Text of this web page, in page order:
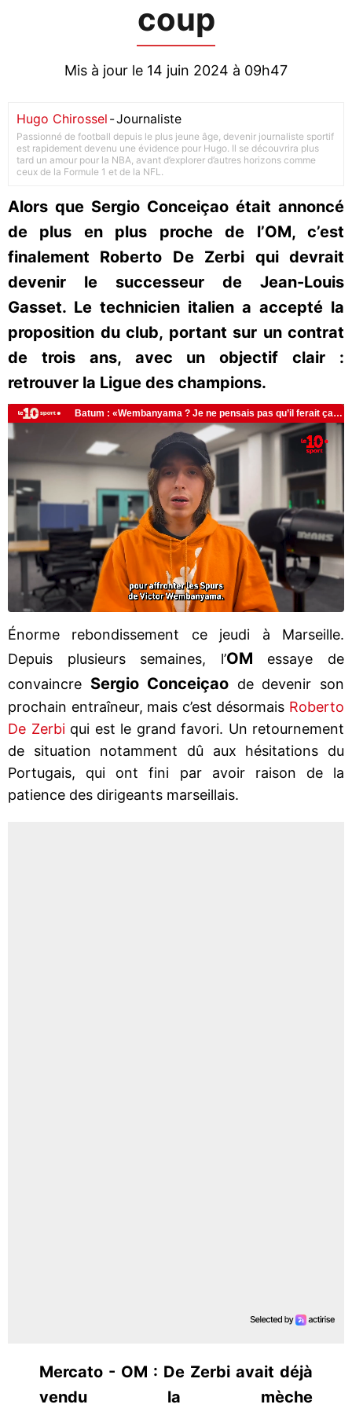
coup
Mis à jour le 14 juin 2024 à 09h47
Hugo Chirossel -Journaliste
Passionné de football depuis le plus jeune âge, devenir journaliste sportif
est rapidement devenu une évidence pour Hugo. Il se découvrira plus
tard un amour pour la NBA, avant d’explorer d’autres horizons comme
ceux de la Formule 1 et de la NFL.
Alors que Sergio Conceiçao était annoncé
de plus en plus proche de l’OM, c’est
finalement Roberto De Zerbi qui devrait
devenir le successeur de Jean-Louis
Gasset. Le technicien italien a accepté la
proposition du club, portant sur un contrat
de trois ans, avec un objectif clair :
retrouver la Ligue des champions.
Énorme rebondissement ce jeudi à Marseille.
Depuis plusieurs semaines, l’OM essaye de
convaincre Sergio Conceiçao de devenir son
prochain entraîneur, mais c’est désormais Roberto
De Zerbiqui est le grand favori. Un retournement
de situation notamment dû aux hésitations du
Portugais, qui ont fini par avoir raison de la
patience des dirigeants marseillais.
Mercato - OM : De Zerbi avait déjà
vendu la mèche